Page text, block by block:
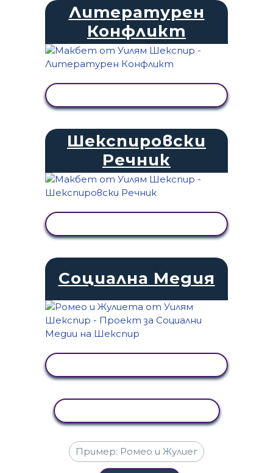
Литературен
Конфликт
Шекспировски
Речник
Социална Медия